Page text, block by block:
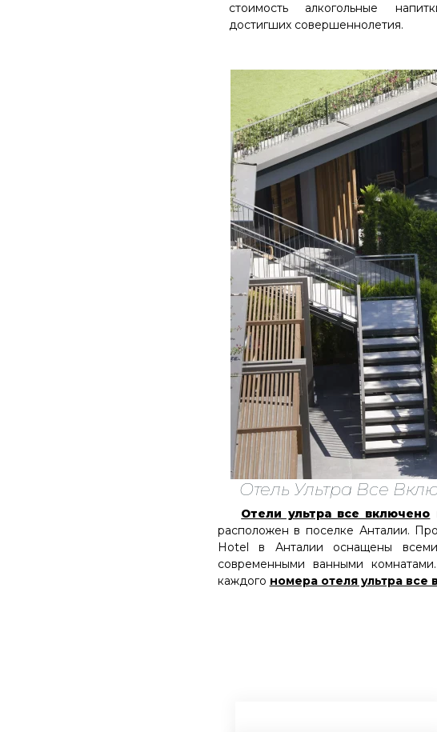
стоимость алкогольные
достигших совершеннолетия.
Отель Ультра Все
Отели ультра все включено
расположен в поселке Анталии.
Hotel в Анталии оснащены
современными ванными
каждого номера отеля ультра все